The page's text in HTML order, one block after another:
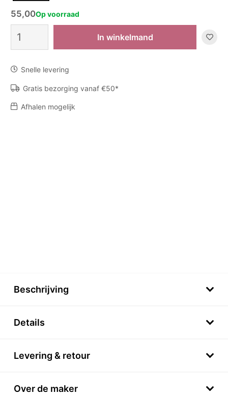
55,00Op voorraad
Cubistic
-
aantal
In winkelmand
Snelle levering
Gratis bezorging vanaf €50*
Afhalen mogelijk
Beschrijving
Details
Levering & retour
Over de maker